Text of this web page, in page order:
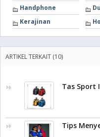
Handphone
Kerajinan
ARTIKEL TERKAIT (10)
Tas Sport
Tips